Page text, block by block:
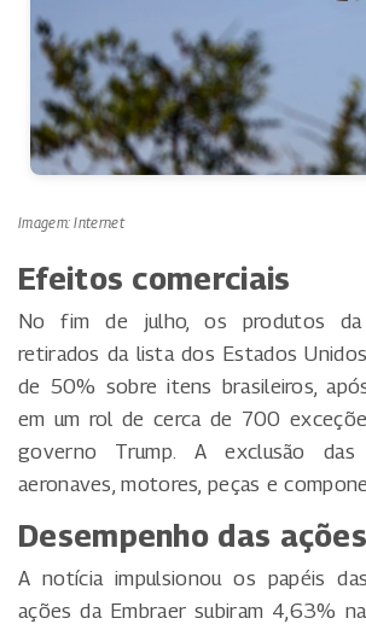
Imagem: Internet
Efeitos comerciais
No fim de julho, os produtos da
retirados da lista dos Estados
de 50% sobre itens brasileiros,
em um rol de cerca de 700
governo Trump. A exclusão das
aeronaves, motores, peças e
Desempenho das ações
A notícia impulsionou os papéis
ações da Embraer subiram 4,63%